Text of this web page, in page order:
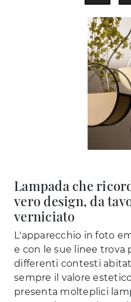
Lampada che
vero design, da
verniciato
L'apparecchio in foto
e con le sue linee trova
differenti contesti
sempre il valore
presenta molteplici